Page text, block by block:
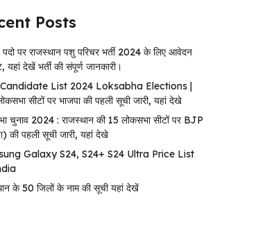
Posts
पर राजस्थान पशु परिचर भर्ती 2024 के लिए आवेदन
यहां देखें भर्ती की संपूर्ण जानकारी।
List 2024 Loksabha Elections |
सीटों पर भाजपा की पहली सूची जारी, यहां देखे
चुनाव 2024 : राजस्थान की 15 लोकसभा सीटों पर BJP
की पहली सूची जारी, यहां देखे
Galaxy S24, S24+ S24 Ultra Price List
के 50 जिलों के नाम की सूची यहां देखें